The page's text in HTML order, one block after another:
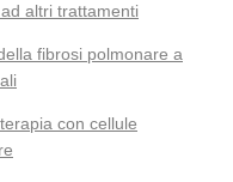
altri trattamenti
fibrosi polmonare a
con cellule